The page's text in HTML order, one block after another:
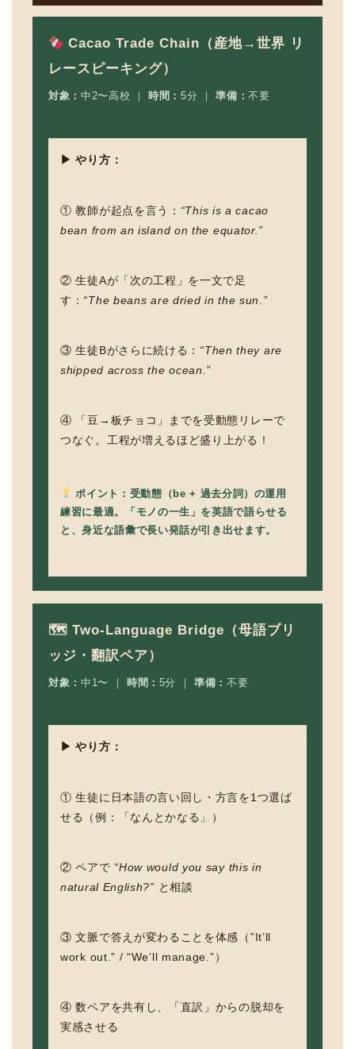
Cacao Trade Chain（産地→世界 リ
レースピーキング）
対象： 中2〜高校 ｜ 時間：5分 ｜準備：不要
▶ やり方：
① 教師が起点を言う： “This is a cacao
bean from an island on the equator.”
② 生徒Aが「次の工程」を一文で足
す： “The beans are dried in the sun.”
③ 生徒Bがさらに続ける： “Then they are
shipped across the ocean.”
④ 「豆→板チョコ」までを受動態リレーで
つなぐ。工程が増えるほど盛り上がる！
ポイント：受動態（be + 過去分詞）の運用
練習に最適。「モノの一生」を英語で語らせる
と、身近な語彙で長い発話が引き出せます。
🗺 Two-Language Bridge（母語ブリ
ッジ・翻訳ペア）
対象： 中1〜 ｜ 時間： 5分 ｜準備：不要
▶ やり方：
① 生徒に日本語の言い回し・方言を1つ選ば
せる（例：「なんとかなる」）
② ペアで “How would you say this in
natural English?” と相談
③ 文脈で答えが変わることを体感（”It’ll
work out.” / “We’ll manage.”）
④ 数ペアを共有し、「直訳」からの脱却を
実感させる